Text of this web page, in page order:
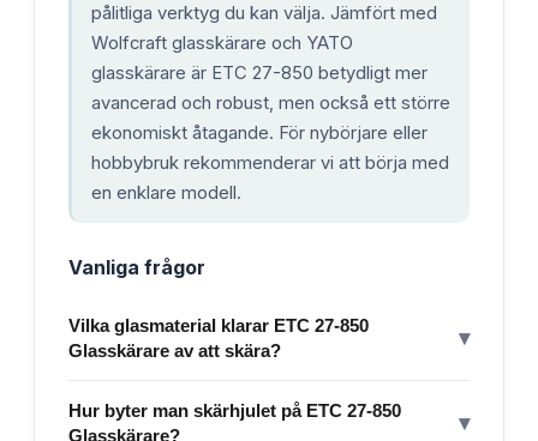
pålitliga verktyg du kan välja. Jämfört med
Wolfcraft glasskärare och YATO
glasskärare är ETC 27-850 betydligt mer
avancerad och robust, men också ett större
ekonomiskt åtagande. För nybörjare eller
hobbybruk rekommenderar vi att börja med
en enklare modell.
Vanliga frågor
Vilka glasmaterial klarar ETC 27-850
Glasskärare av att skära?
▾
Hur byter man skärhjulet på ETC 27-850
Glasskärare?
▾